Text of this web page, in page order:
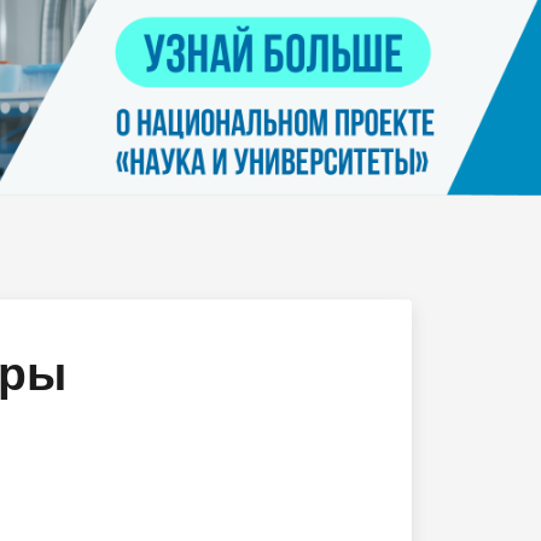
Контакты
Нацпроект "Наука и университеты"